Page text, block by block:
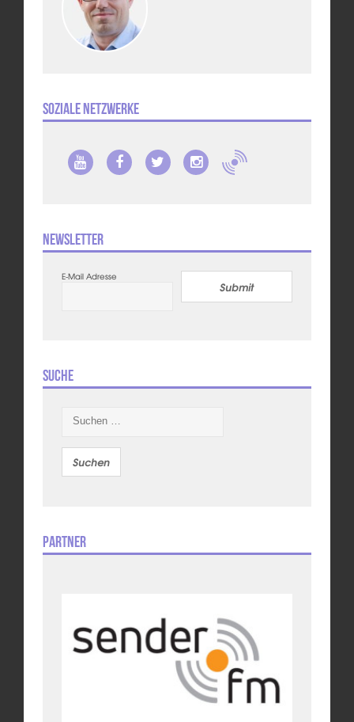
Soziale Netzwerke
Newsletter
E-Mail Adresse
Submit
Suche
nach:
Partner